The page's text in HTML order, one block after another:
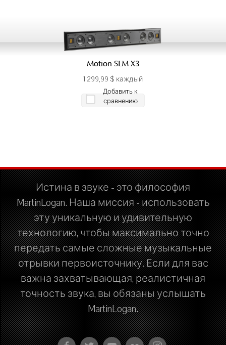
Motion SLM X3
1 299,99 $ каждый
Добавить к
сравнению
Истина в звуке - это философия
MartinLogan. Наша миссия - использовать
эту уникальную и удивительную
технологию, чтобы максимально точно
передать самые сложные музыкальные
отрывки первоисточнику. Если для вас
важна захватывающая, реалистичная
точность звука, вы обязаны услышать
MartinLogan.